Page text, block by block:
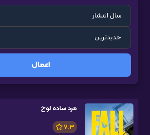
اعمال
مرد ساده لوح
7.3